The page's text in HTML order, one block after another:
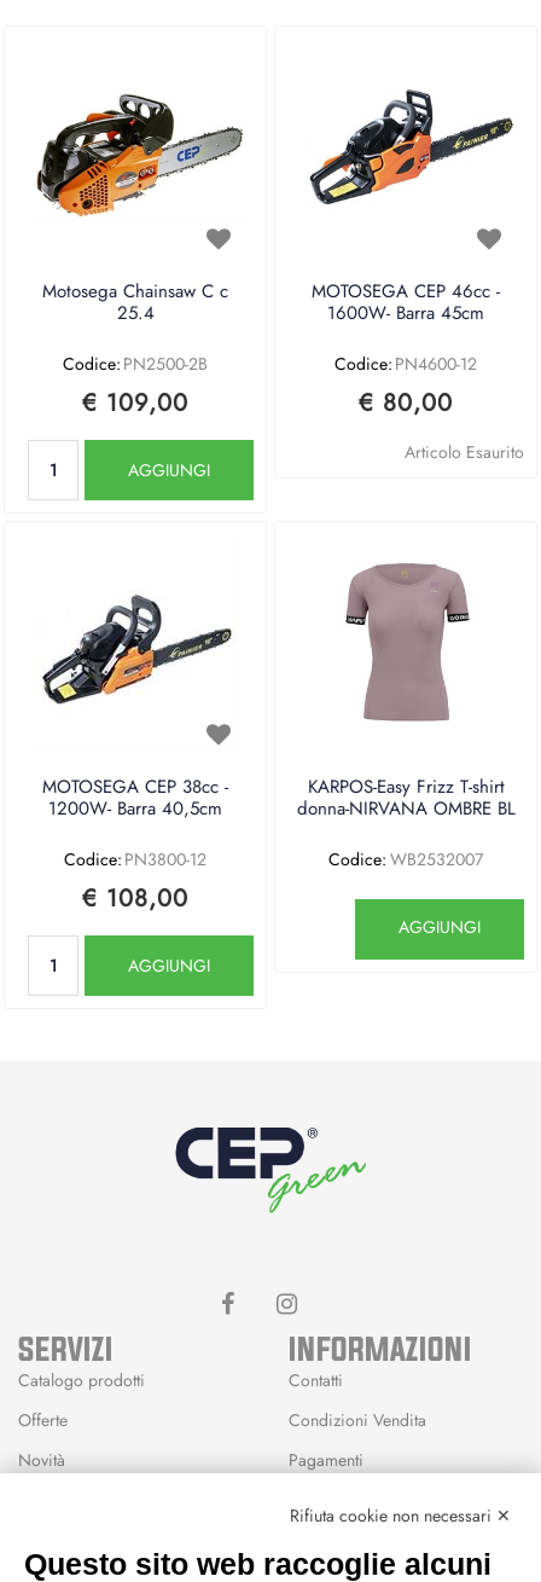
Motosega Chainsaw C c
25.4
Codice: PN2500-2B
€ 109,00
AGGIUNGI
MOTOSEGA CEP 46cc -
1600W- Barra 45cm
Codice: PN4600-12
€ 80,00
Articolo Esaurito
MOTOSEGA CEP 38cc -
1200W- Barra 40,5cm
Codice: PN3800-12
€ 108,00
AGGIUNGI
KARPOS-Easy Frizz T-shirt
donna-NIRVANA OMBRE BL
Codice: WB2532007
AGGIUNGI
SERVIZI
Catalogo prodotti
Offerte
Novità
INFORMAZIONI
Contatti
Condizioni Vendita
Pagamenti
Rifiuta cookie non necessari ✕
Questo sito web raccoglie alcuni